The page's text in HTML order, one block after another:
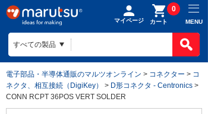
マイページ カート
0
MENU
電子部品・半導体通販のマルツオンライン > コネクター > コ
ネクタ、相互接続（DigiKey）
> D形コネクタ - Centronics >
CONN RCPT 36POS VERT SOLDER